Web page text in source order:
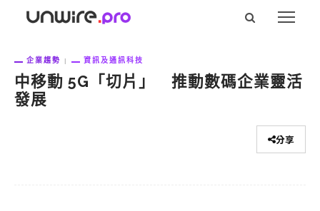
企業趨勢 資訊及通訊科技
中移動 5G「切片」 推動數碼企業靈活
發展
分享